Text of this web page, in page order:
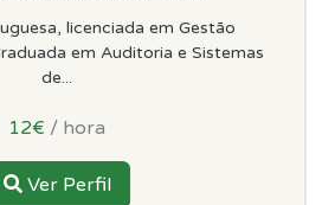
licenciada em Gestão
em Auditoria e Sistemas
de...
12€ / hora
Ver Perfil